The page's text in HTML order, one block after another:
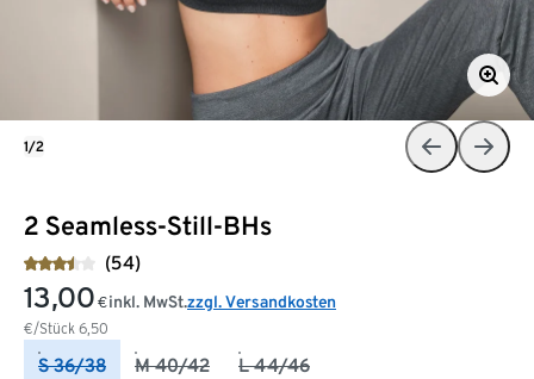
2 Seamless-Still-BHs
(54)
13,00 €
€/Stück 6,50
inkl. MwSt.zzgl. Versandkosten
S 36/38 M 40/42 L 44/46
1/2